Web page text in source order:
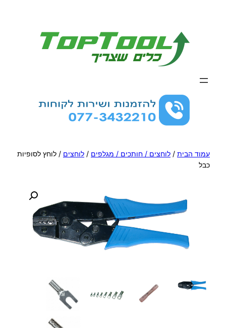
עמוד הבית / לוחצים / חותכים / מגלפים / לוחצים / לוחץ לסופיות
כבל